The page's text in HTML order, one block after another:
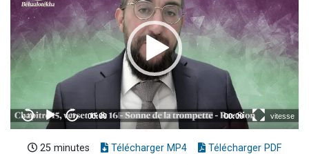
25 minutes Télécharger MP4 Télécharger PDF